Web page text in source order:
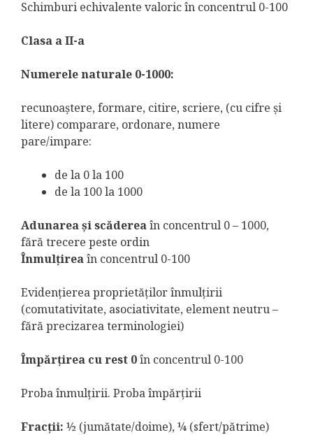
Schimburi echivalente valoric în concentrul 0-100
Clasa a II-a
Numerele naturale 0-1000:
recunoaştere, formare, citire, scriere, (cu cifre şi
litere) comparare, ordonare, numere
pare/impare:
de la 0 la 100
de la 100 la 1000
Adunarea şi scădereaîn concentrul 0 – 1000,
fără trecere peste ordin
Înmulţireaîn concentrul 0-100
Evidenţierea proprietăţilor înmulţirii
(comutativitate, asociativitate, element neutru –
fără precizarea terminologiei)
Împărţirea cu rest 0în concentrul 0-100
Proba înmulţirii. Proba împărţirii
Fracţii: ½ (jumătate/doime), ¼ (sfert/pătrime)